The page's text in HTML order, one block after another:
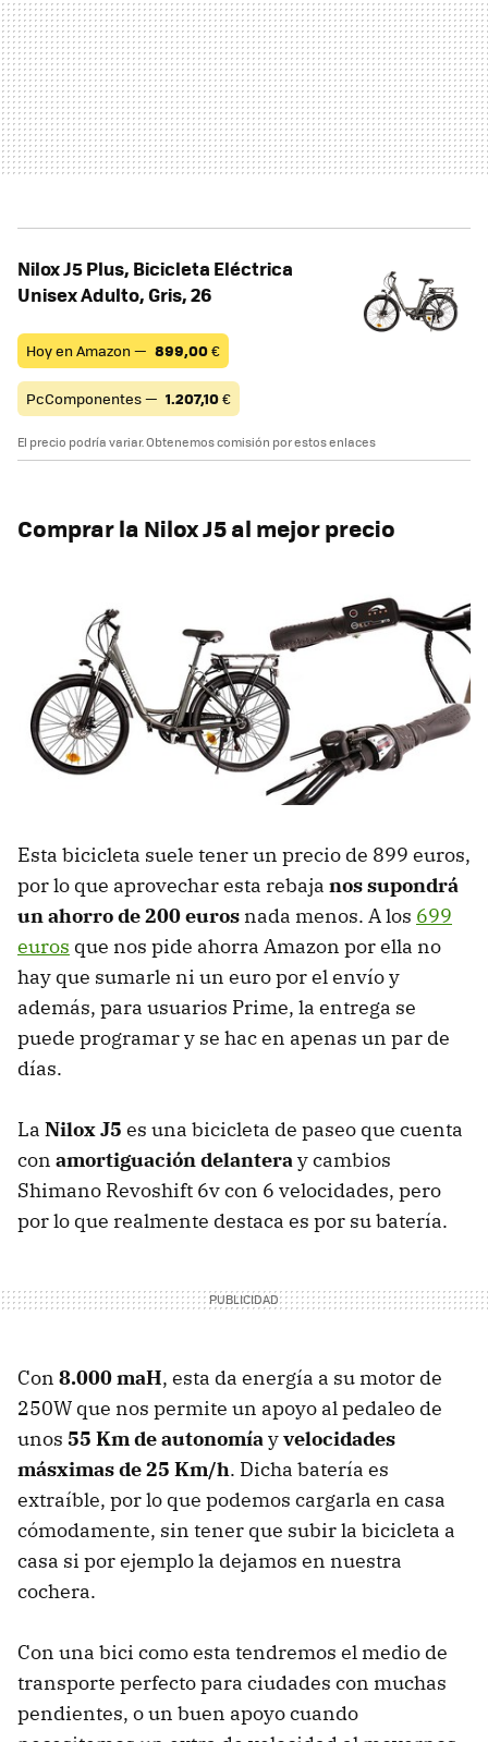
Nilox J5 Plus, Bicicleta Eléctrica
Unisex Adulto, Gris, 26
Hoy en Amazon — 899,00€
PcComponentes — 1.207,10€
El precio podría variar. Obtenemos comisión por estos enlaces
Comprar la Nilox J5 al mejor precio
Esta bicicleta suele tener un precio de 899 euros,
por lo que aprovechar esta rebaja nos supondrá
un ahorro de 200 euros nada menos. A los 699
euros que nos pide ahorra Amazon por ella no
hay que sumarle ni un euro por el envío y
además, para usuarios Prime, la entrega se
puede programar y se hac en apenas un par de
días.
La Nilox J5 es una bicicleta de paseo que cuenta
con amortiguación delanteray cambios
Shimano Revoshift 6v con 6 velocidades, pero
por lo que realmente destaca es por su batería.
Con 8.000 maH, esta da energía a su motor de
250W que nos permite un apoyo al pedaleo de
unos 55 Km de autonomíayvelocidades
másximas de 25 Km/h. Dicha batería es
extraíble, por lo que podemos cargarla en casa
cómodamente, sin tener que subir la bicicleta a
casa si por ejemplo la dejamos en nuestra
cochera.
Con una bici como esta tendremos el medio de
transporte perfecto para ciudades con muchas
pendientes, o un buen apoyo cuando